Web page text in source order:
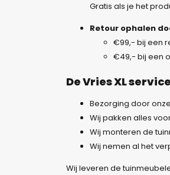
Gratis als je het
Retour ophalen
€99,- bij een
€49,- bij een
De Vries XL
Bezorging door
Wij pakken alles
Wij monteren de
Wij nemen al het
Wij leveren de